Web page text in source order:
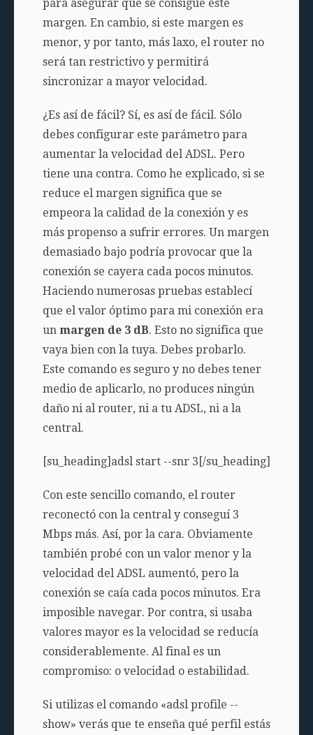
para asegurar que se consigue este
margen. En cambio, si este margen es
menor, y por tanto, más laxo, el router no
será tan restrictivo y permitirá
sincronizar a mayor velocidad.
¿Es así de fácil? Sí, es así de fácil. Sólo
debes configurar este parámetro para
aumentar la velocidad del ADSL. Pero
tiene una contra. Como he explicado, si se
reduce el margen significa que se
empeora la calidad de la conexión y es
más propenso a sufrir errores. Un margen
demasiado bajo podría provocar que la
conexión se cayera cada pocos minutos.
Haciendo numerosas pruebas establecí
que el valor óptimo para mi conexión era
un margen de 3 dB. Esto no significa que
vaya bien con la tuya. Debes probarlo.
Este comando es seguro y no debes tener
medio de aplicarlo, no produces ningún
daño ni al router, ni a tu ADSL, ni a la
central.
[su_heading]adsl start --snr 3[/su_heading]
Con este sencillo comando, el router
reconectó con la central y conseguí 3
Mbps más. Así, por la cara. Obviamente
también probé con un valor menor y la
velocidad del ADSL aumentó, pero la
conexión se caía cada pocos minutos. Era
imposible navegar. Por contra, si usaba
valores mayor es la velocidad se reducía
considerablemente. Al final es un
compromiso: o velocidad o estabilidad.
Si utilizas el comando «adsl profile --
show» verás que te enseña qué perfil estás